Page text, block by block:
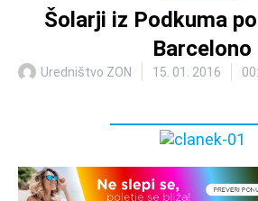
Šolarji iz Podkuma
Barcelono
Uredništvo ZON 15. 01. 2016